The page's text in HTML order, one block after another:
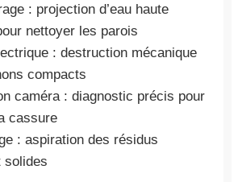
: projection d’eau haute
nettoyer les parois
: destruction mécanique
compacts
caméra : diagnostic précis pour
cassure
: aspiration des résidus
solides